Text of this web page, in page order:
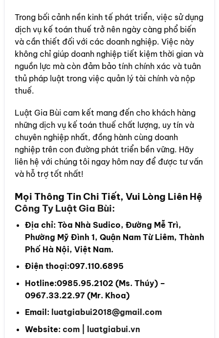
Trong bối cảnh nền kinh tế phát triển, việc sử dụng
dịch vụ kế toán thuế trở nên ngày càng phổ biến
và cần thiết đối với các doanh nghiệp. Việc này
không chỉ giúp doanh nghiệp tiết kiệm thời gian và
nguồn lực mà còn đảm bảo tính chính xác và tuân
thủ pháp luật trong việc quản lý tài chính và nộp
thuế.
Luật Gia Bùi cam kết mang đến cho khách hàng
những dịch vụ kế toán thuế chất lượng, uy tín và
chuyên nghiệp nhất, đồng hành cùng doanh
nghiệp trên con đường phát triển bền vững. Hãy
liên hệ với chúng tôi ngay hôm nay để được tư vấn
và hỗ trợ tốt nhất!
Mọi Thông Tin Chi Tiết, Vui Lòng Liên Hệ
Công Ty Luật Gia Bùi:
Địa chỉ: Tòa Nhà Sudico, Đường Mễ Trì,
Phường Mỹ Đình 1, Quận Nam Từ Liêm, Thành
Phố Hà Nội, Việt Nam.
Điện thoại:097.110.6895
Hotline:0985.95.2102 (Ms. Thúy) –
0967.33.22.97 (Mr. Khoa)
Email: luatgiabui2018@gmail.com
Website: com|
luatgiabui.vn